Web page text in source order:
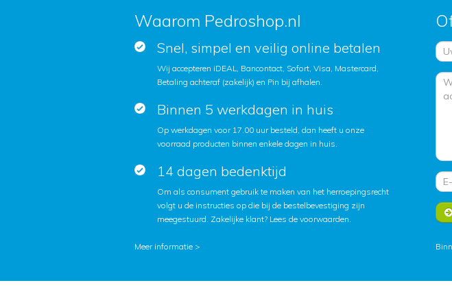
Waarom Pedroshop.nl
Snel, simpel en veilig online betalen
Wij accepteren iDEAL, Bancontact, Sofort, Visa, Mastercard,
Betaling achteraf (zakelijk) en Pin bij afhalen.
Binnen 5 werkdagen in huis
Op werkdagen voor 17.00 uur besteld, dan heeft u onze
voorraad producten binnen enkele dagen in huis.
14 dagen bedenktijd
Om als consument gebruik te maken van het herroepingsrecht
volgt u de instructies op die bij de bestelbevestiging zijn
meegestuurd. Zakelijke klant? Lees de voorwaarden.
Meer informatie >